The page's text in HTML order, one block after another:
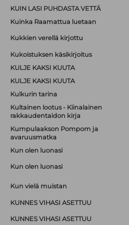
KUIN LASI PUHDASTA VETTÄ
Kuinka Raamattua luetaan
Kukkien verellä kirjottu
Kukoistuksen käsikirjoitus
KULJE KAKSI KUUTA
KULJE KAKSI KUUTA
Kulkurin tarina
Kultainen lootus - Kiinalainen
rakkaudentaidon kirja
Kumpulaakson Pompom ja
avaruusmatka
Kun olen luonasi
Kun olen luonasi
Kun vielä muistan
KUNNES VIHASI ASETTUU
KUNNES VIHASI ASETTUU